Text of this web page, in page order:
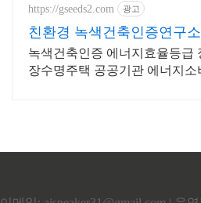
https://gseeds2.com 광고
친환경 녹색건축인증연구소
녹색건축인증 에너지효율등급
장수명주택 공공기관 에너지소